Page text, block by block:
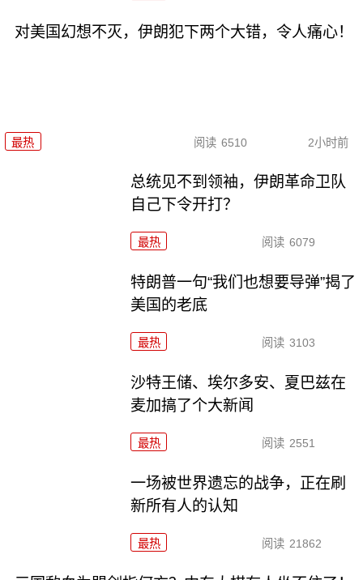
对美国幻想不灭，伊朗犯下两个大错，令人痛心！
最热 阅读 6510 2小时前
总统见不到领袖，伊朗革命卫队
自己下令开打？
最热 阅读 6079
特朗普一句“我们也想要导弹”揭了
美国的老底
最热 阅读 3103
沙特王储、埃尔多安、夏巴兹在
麦加搞了个大新闻
最热 阅读 2551
一场被世界遗忘的战争，正在刷
新所有人的认知
最热 阅读 21862